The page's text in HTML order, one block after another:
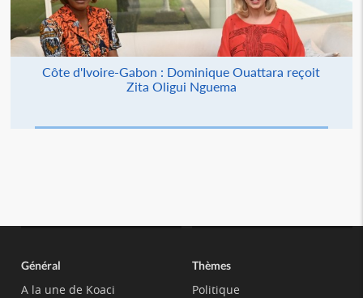
Côte d'Ivoire-Gabon : Dominique Ouattara reçoit
Zita Oligui Nguema
Général
A la une de Koaci
Thèmes
Politique